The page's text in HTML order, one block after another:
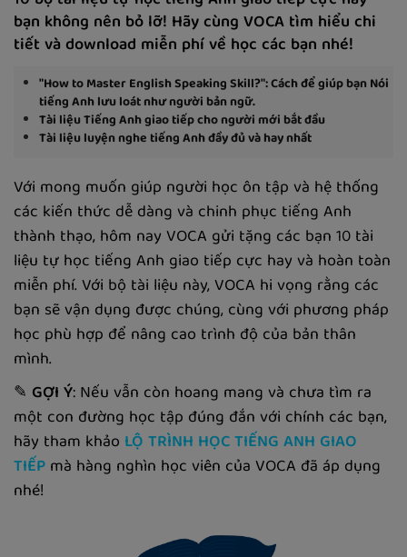
bạn không nên bỏ lỡ! Hãy cùng VOCA tìm hiểu chi
tiết và download miễn phí về học các bạn nhé!
"How to Master English Speaking Skill?": Cách để giúp bạn Nói
tiếng Anh lưu loát như người bản ngữ.
Tài liệu Tiếng Anh giao tiếp cho người mới bắt đầu
Tài liệu luyện nghe tiếng Anh đầy đủ và hay nhất
Với mong muốn giúp người học ôn tập và hệ thống
các kiến thức dễ dàng và chinh phục tiếng Anh
thành thạo, hôm nay VOCA gửi tặng các bạn 10 tài
liệu tự học tiếng Anh giao tiếp cực hay và hoàn toàn
miễn phí. Với bộ tài liệu này, VOCA hi vọng rằng các
bạn sẽ vận dụng được chúng, cùng với phương pháp
học phù hợp để nâng cao trình độ của bản thân
mình.
✎ GỢI Ý: Nếu vẫn còn hoang mang và chưa tìm ra
một con đường học tập đúng đắn với chính các bạn,
hãy tham khảo LỘ TRÌNH HỌC TIẾNG ANH GIAO
TIẾPmà hàng nghìn học viên của VOCA đã áp dụng
nhé!